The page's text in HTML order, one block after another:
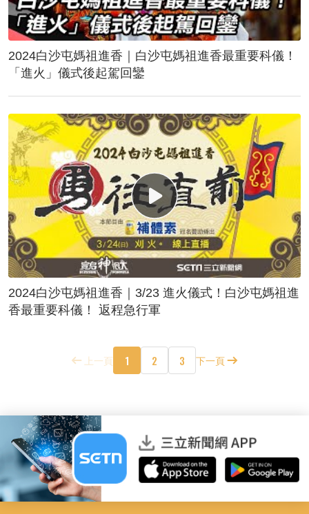
2024白沙屯媽祖進香｜白沙屯媽祖進香最重要科儀！
「進火」儀式後起駕回鑾
2024白沙屯媽祖進香｜3/23 進火儀式！白沙屯媽祖進
香最重要科儀！ 返程急行軍
上一頁 1 2 3 下一頁